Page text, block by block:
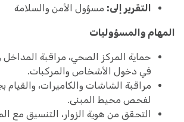
التقرير إلى: مسؤول الأمن والسلامة
المهام والمسؤوليات
حماية المركز الصحي، مراقبة المداخل
في دخول الأشخاص والمركبات.
مراقبة الشاشات والكاميرات، والقيام
لفحص محيط المبنى.
التحقق من هوية الزوار، التنسيق مع